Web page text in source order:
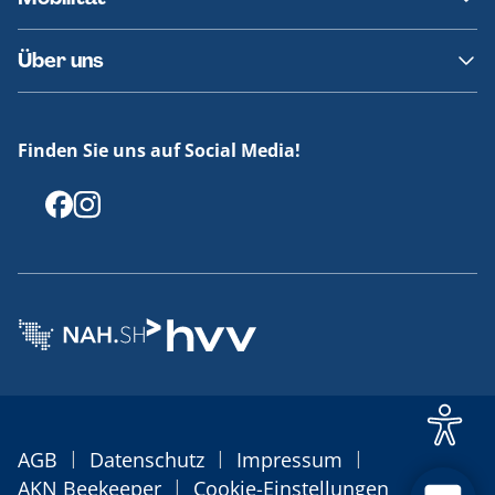
Fundsachen
Häufige Fragen
Barrierefreies Reisen
Erklärung Barrierefreiheit
Über uns
Offenlegungen
Finden Sie uns auf Social Media!
AGB | Datenschutz | Impressum |
AKN Beekeeper | Cookie-Einstellungen